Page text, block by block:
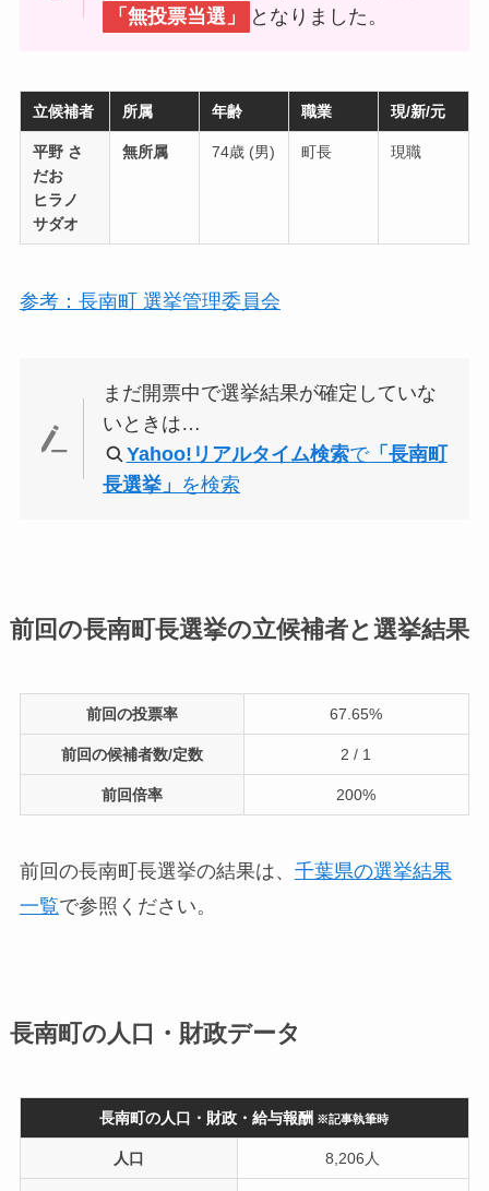
「無投票当選」
となりました。
立候補者 所属 年齢 職業 現/新/元
平野 さ
だお
ヒラノ
サダオ
無所属 74歳 (男) 町長 現職
参考：長南町 選挙管理委員会
まだ開票中で選挙結果が確定していな
いときは…
Yahoo!リアルタイム検索で「長南町
長選挙」 を検索
前回の長南町長選挙の立候補者と選挙結果
前回の投票率 67.65%
前回の候補者数/定数 2 / 1
前回倍率 200%
前回の長南町長選挙の結果は、 千葉県の選挙結果
一覧で参照ください。
長南町の人口・財政データ
長南町の人口・財政・給与報酬 ※記事執筆時
人口 8,206人